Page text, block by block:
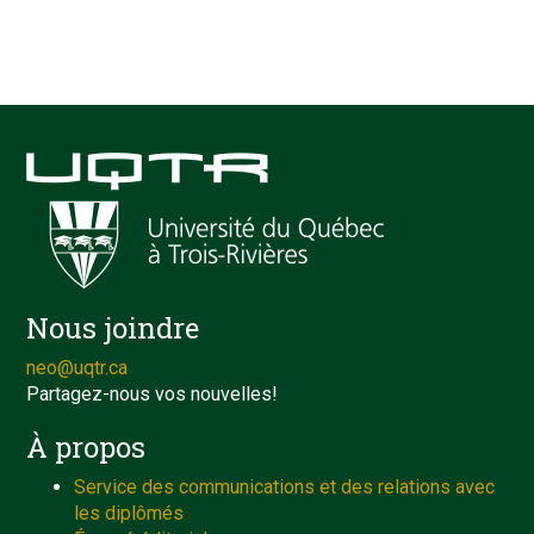
Nous joindre
neo@uqtr.ca
Partagez-nous vos nouvelles!
À propos
Service des communications et des relations avec
les diplômés